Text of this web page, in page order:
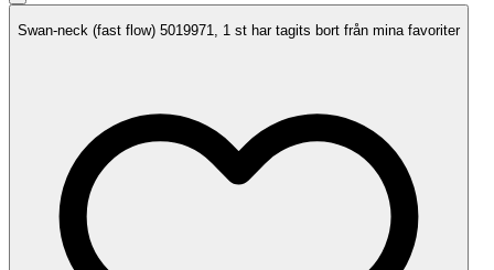
Swan-neck (fast flow) 5019971, 1 st har tagits bort från mina favoriter